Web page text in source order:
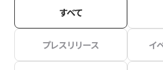
すべて
プレスリリース イ